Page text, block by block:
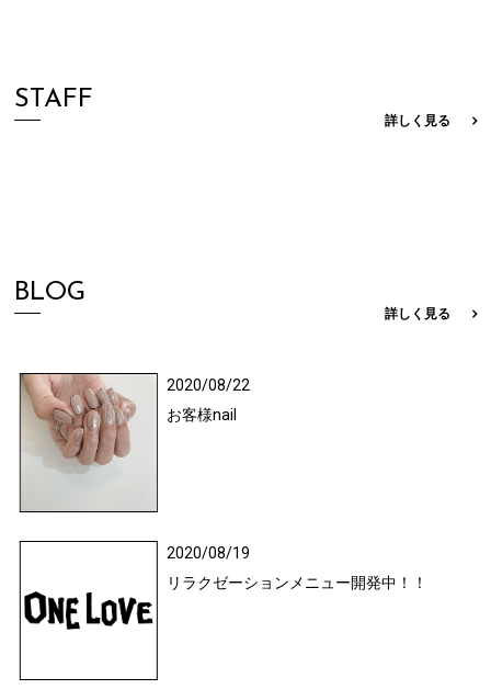
STAFF
詳しく見る
BLOG
詳しく見る
2020/08/22
お客様nail
2020/08/19
リラクゼーションメニュー開発中！！